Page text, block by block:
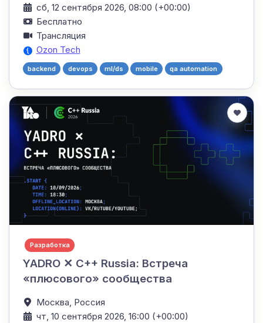
сб, 12 сентября 2026, 08:00 (+00:00)
Бесплатно
Трансляция
Ozon Tech
backend devops ml/ds mobile qa automation
Разработка
YADRO ✕ C++ Russia: Встреча
«плюсового» сообщества
Москва, Россия
чт, 10 сентября 2026, 16:00 (+00:00)